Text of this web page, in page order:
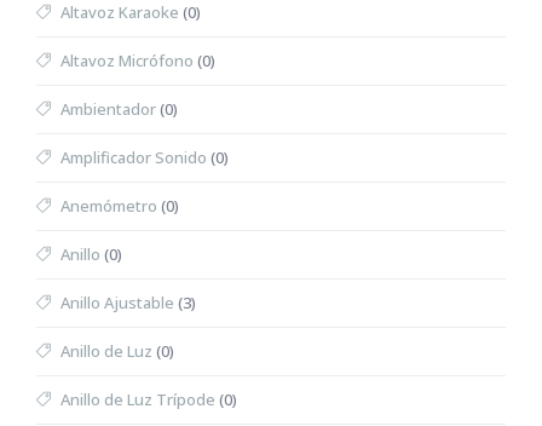
Altavoz Karaoke (0)
Altavoz Micrófono (0)
Ambientador(0)
Amplificador Sonido (0)
Anemómetro (0)
Anillo (0)
Anillo Ajustable (3)
Anillo de Luz (0)
Anillo de Luz Trípode (0)